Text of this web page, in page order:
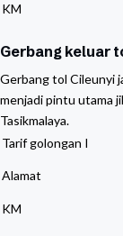
KM
Gerbang keluar
Gerbang tol Cileunyi
menjadi pintu utama
Tasikmalaya.
Tarif golongan I
Alamat
KM